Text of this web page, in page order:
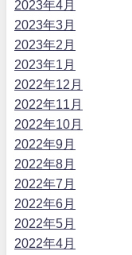
2023年4月
2023年3月
2023年2月
2023年1月
2022年12月
2022年11月
2022年10月
2022年9月
2022年8月
2022年7月
2022年6月
2022年5月
2022年4月